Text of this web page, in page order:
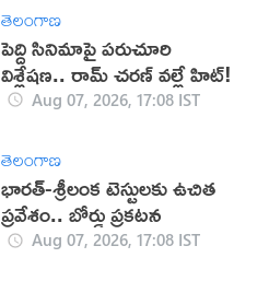
తెలంగాణ
పెద్ది సినిమాపై పరుచూరి
విశ్లేషణ.. రామ్ చరణ్ వల్లే హిట్!
Aug 07, 2026, 17:08 IST
తెలంగాణ
భారత్-శ్రీలంక టెస్టులకు ఉచిత
ప్రవేశం.. బోర్డు ప్రకటన
Aug 07, 2026, 17:08 IST